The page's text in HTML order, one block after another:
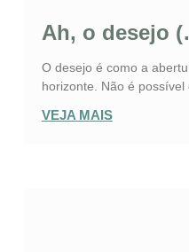
Ah, o desejo
O desejo é como a
horizonte. Não é possível
VEJA MAIS